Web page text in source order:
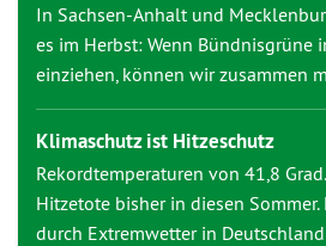
In Sachsen-Anhalt und
es im Herbst: Wenn Bündnisgrüne
einziehen, können wir zusammen
Klimaschutz ist Hitzeschutz
Rekordtemperaturen von 41,8
Hitzetote bisher in diesen
durch Extremwetter in